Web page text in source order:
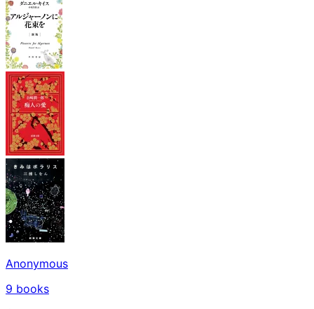
Anonymous
9 books